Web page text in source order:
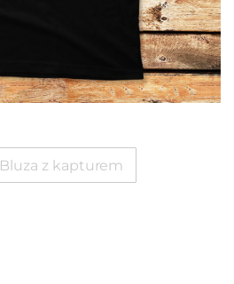
Bluza z kapturem